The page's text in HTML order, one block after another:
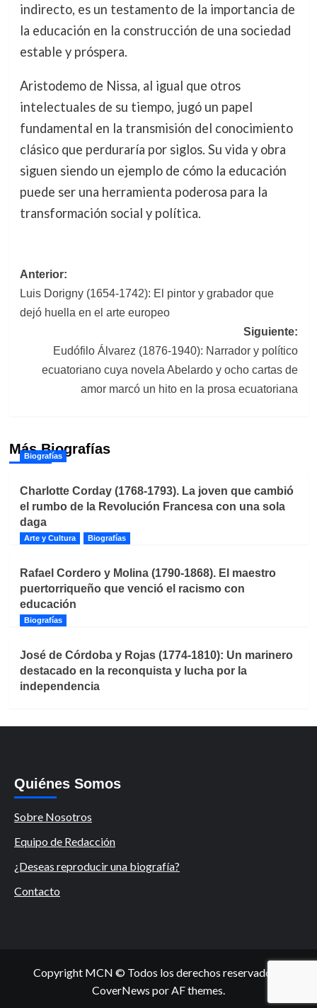
indirecto, es un testamento de la importancia de
la educación en la construcción de una sociedad
estable y próspera.
Aristodemo de Nissa, al igual que otros
intelectuales de su tiempo, jugó un papel
fundamental en la transmisión del conocimiento
clásico que perduraría por siglos. Su vida y obra
siguen siendo un ejemplo de cómo la educación
puede ser una herramienta poderosa para la
transformación social y política.
Navegación
de
entradas
Anterior:
Luis Dorigny (1654-1742): El pintor y grabador que
dejó huella en el arte europeo
Siguiente:
Eudófilo Álvarez (1876-1940): Narrador y político
ecuatoriano cuya novela Abelardo y ocho cartas de
amor marcó un hito en la prosa ecuatoriana
Más Biografías
Biografías
Charlotte Corday (1768-1793). La joven que cambió
el rumbo de la Revolución Francesa con una sola
daga
Arte y Cultura Biografías
Rafael Cordero y Molina (1790-1868). El maestro
puertorriqueño que venció el racismo con
educación
Biografías
José de Córdoba y Rojas (1774-1810): Un marinero
destacado en la reconquista y lucha por la
independencia
Quiénes Somos
Sobre Nosotros
Equipo de Redacción
¿Deseas reproducir una biografía?
Contacto
Copyright MCN © Todos los derechos reservados.
CoverNews por AF themes.